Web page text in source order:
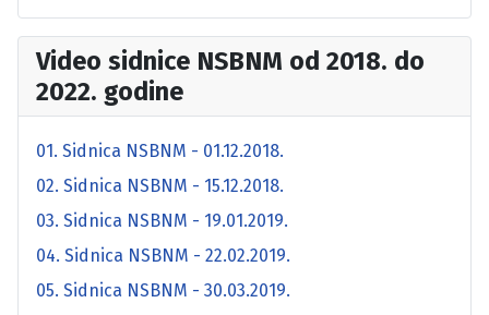
Video sidnice NSBNM od 2018. do
2022. godine
01. Sidnica NSBNM - 01.12.2018.
02. Sidnica NSBNM - 15.12.2018.
03. Sidnica NSBNM - 19.01.2019.
04. Sidnica NSBNM - 22.02.2019.
05. Sidnica NSBNM - 30.03.2019.